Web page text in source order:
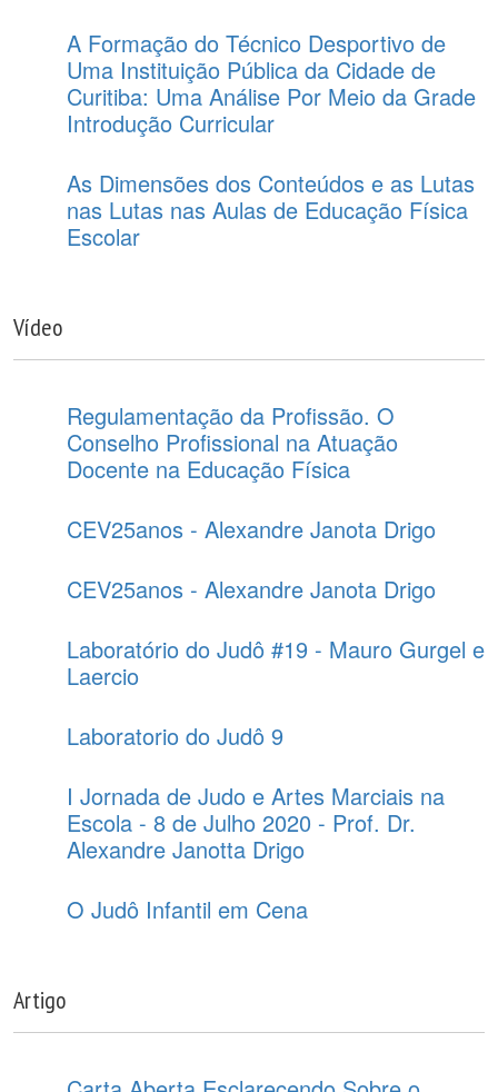
A Formação do Técnico Desportivo de
Uma Instituição Pública da Cidade de
Curitiba: Uma Análise Por Meio da Grade
Introdução Curricular
As Dimensões dos Conteúdos e as Lutas
nas Lutas nas Aulas de Educação Física
Escolar
Vídeo
Regulamentação da Profissão. O
Conselho Profissional na Atuação
Docente na Educação Física
CEV25anos - Alexandre Janota Drigo
CEV25anos - Alexandre Janota Drigo
Laboratório do Judô #19 - Mauro Gurgel e
Laercio
Laboratorio do Judô 9
I Jornada de Judo e Artes Marciais na
Escola - 8 de Julho 2020 - Prof. Dr.
Alexandre Janotta Drigo
O Judô Infantil em Cena
Artigo